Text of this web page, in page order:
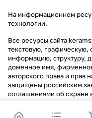
На информационном
технологии.
Все ресурсы сайта
текстовую,
информацию, структуру,
доменное имя,
авторского права и прав
защищены российским
соглашениями об охране